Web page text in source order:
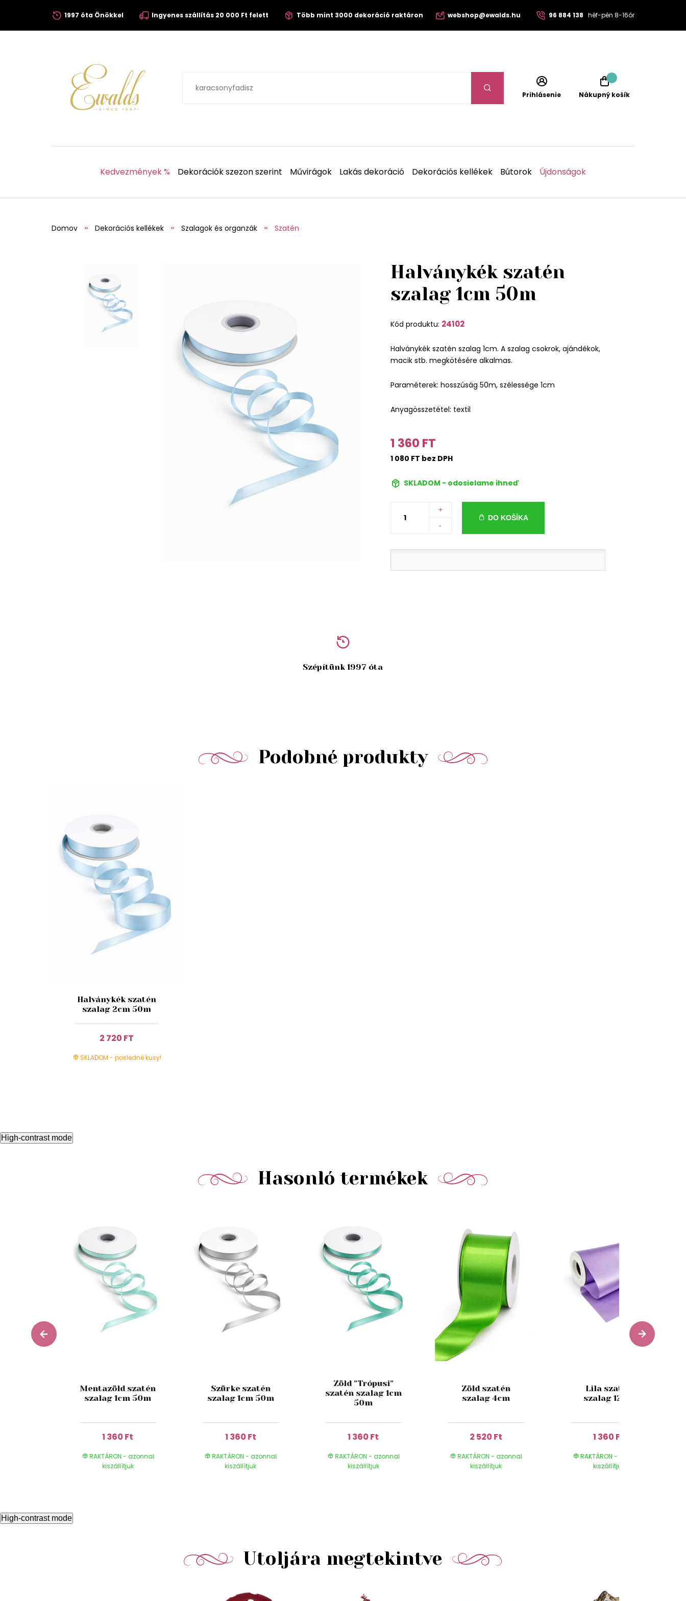
1997 óta Önökkel Ingyenes szállítás 20 000 Ft felett Több mint 3000 dekoráció raktáron webshop@ewalds.hu 96 884 138 héf-pén 8-16ór
Prihlásenie Nákupný košík
Kedvezmények % Dekorációk szezon szerint Művirágok Lakás dekoráció Dekorációs kellékek Bútorok Újdonságok
Domov Dekorációs kellékek Szalagok és organzák Szatén
Halványkék szatén
szalag 1cm 50m
Kód produktu: 24102
Halványkék szatén szalag 1cm. A szalag csokrok, ajándékok,
macik stb. megkötésére alkalmas.
Paraméterek: hosszúság 50m, szélessége 1cm
Anyagösszetétel: textil
1 360 FT
1 080 FT bez DPH
SKLADOM - odosielame ihneď
+
-
DO KOŠÍKA
Szépítünk 1997 óta
Podobné produkty
Halványkék szatén
szalag 2cm 50m
2 720 FT
SKLADOM - posledné kusy!
High-contrast mode
Hasonló termékek
Mentazöld szatén
szalag 1cm 50m
1 360 Ft
RAKTÁRON - azonnal
kiszállítjuk
Szürke szatén
szalag 1cm 50m
1 360 Ft
RAKTÁRON - azonnal
kiszállítjuk
Zöld "Trópusi"
szatén szalag 1cm
50m
1 360 Ft
RAKTÁRON - azonnal
kiszállítjuk
Zöld szatén
szalag 4cm
2 520 Ft
RAKTÁRON - azonnal
kiszállítjuk
Lila szatén
szalag 12cm
1 360 Ft
RAKTÁRON - azonnal
kiszállítjuk
High-contrast mode
Utoljára megtekintve